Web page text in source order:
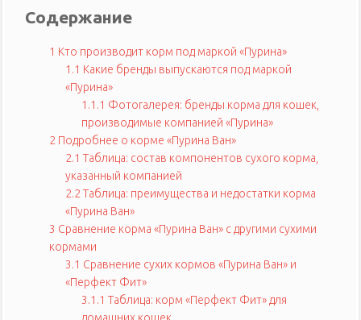
Содержание
1 Кто производит корм под маркой «Пурина»
1.1 Какие бренды выпускаются под маркой
«Пурина»
1.1.1 Фотогалерея: бренды корма для кошек,
производимые компанией «Пурина»
2 Подробнее о корме «Пурина Ван»
2.1 Таблица: состав компонентов сухого корма,
указанный компанией
2.2Таблица: преимущества и недостатки корма
«Пурина Ван»
3 Сравнение корма «Пурина Ван» с другими сухими
кормами
3.1 Сравнение сухих кормов «Пурина Ван» и
«Перфект Фит»
3.1.1 Таблица: корм «Перфект Фит» для